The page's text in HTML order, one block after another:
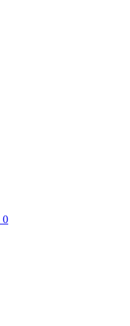
0